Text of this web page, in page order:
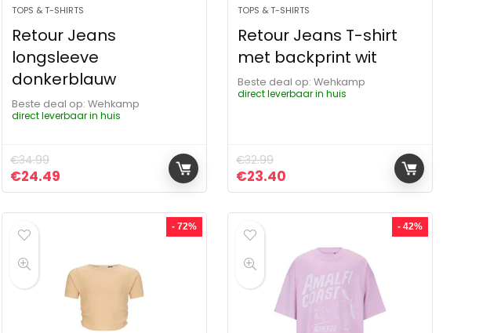
TOPS & T-SHIRTS
Retour Jeans
longsleeve
donkerblauw
Beste deal op:
Wehkamp
direct leverbaar in huis
€34.99
Oorspronkelijke prijs was: €34.99.
€24.49Huidige prijs is: €24.49.
TOPS & T-SHIRTS
Retour Jeans T-shirt
met backprint wit
Beste deal op:
Wehkamp
direct leverbaar in huis
€32.99
Oorspronkelijke prijs was: €32.99.
€23.40 Huidige prijs is: €23.40.
- 72% - 42%